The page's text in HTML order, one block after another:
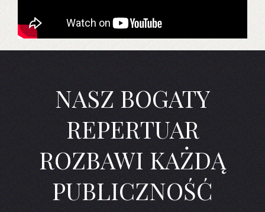
NASZ BOGATY
REPERTUAR
ROZBAWI KAŻDĄ
PUBLICZNOŚĆ